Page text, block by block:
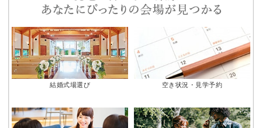
結婚式場選び 空き状況・見学予約